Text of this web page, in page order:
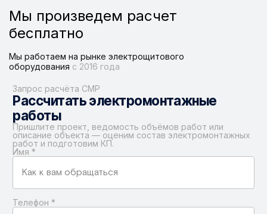
Мы произведем расчет
бесплатно
Мы работаем на рынке электрощитового
оборудования с 2016 года
Запрос расчёта СМР
Рассчитать электромонтажные
работы
Пришлите проект, ведомость объёмов работ или
описание объекта — оценим состав электромонтажных
работ и подготовим КП.
Имя *
Телефон *